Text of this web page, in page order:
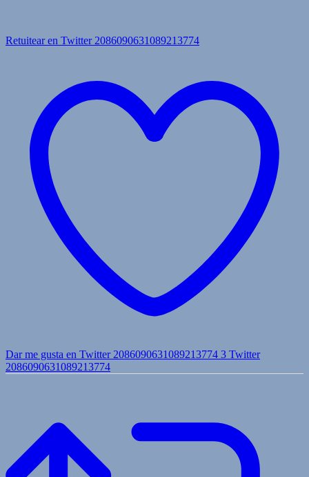
Retuitear en Twitter 2086090631089213774
Dar me gusta en Twitter 2086090631089213774 3 Twitter
2086090631089213774